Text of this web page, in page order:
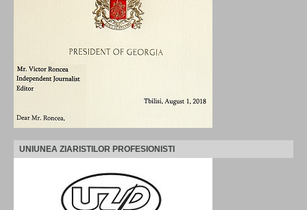
UNIUNEA ZIARISTILOR PROFESIONISTI